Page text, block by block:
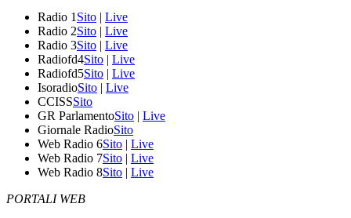
Radio 1 Sito | Live
Radio 2Sito | Live
Radio 3Sito | Live
Radiofd4Sito | Live
Radiofd5Sito | Live
IsoradioSito | Live
CCISSSito
GR ParlamentoSito | Live
Giornale RadioSito
Web Radio 6Sito | Live
Web Radio 7Sito | Live
Web Radio 8Sito | Live
PORTALI WEB